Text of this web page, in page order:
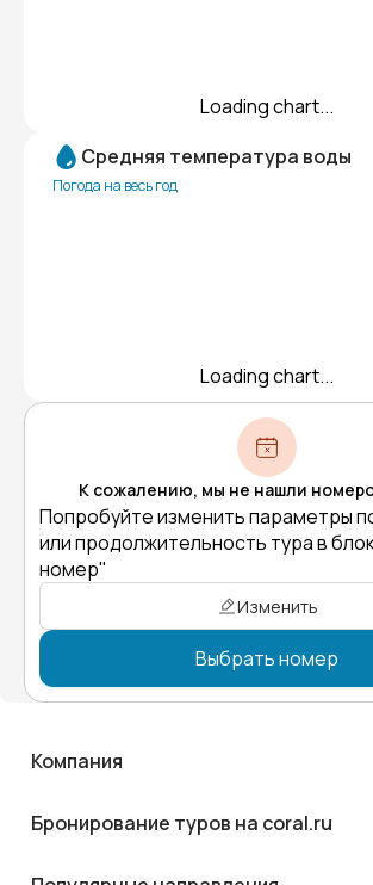
Loading chart...
Средняя температура воды
Погода на весь год
Loading chart...
К сожалению, мы не нашли
Попробуйте изменить параметры
или продолжительность тура в
номер"
Изменить
Выбрать номер
Компания
Бронирование туров на coral.ru